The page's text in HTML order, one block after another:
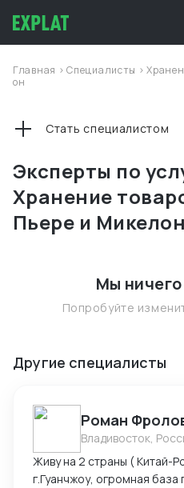
Главная >Специалисты >
он
Эксперты по
Хранение
Пьере и
Стать специалистом
Мы
Попробуйте
Другие специалисты
Роман
Владивосток,
Живу на 2 страны ( Китай-
г.Гуанчжоу, огромная база